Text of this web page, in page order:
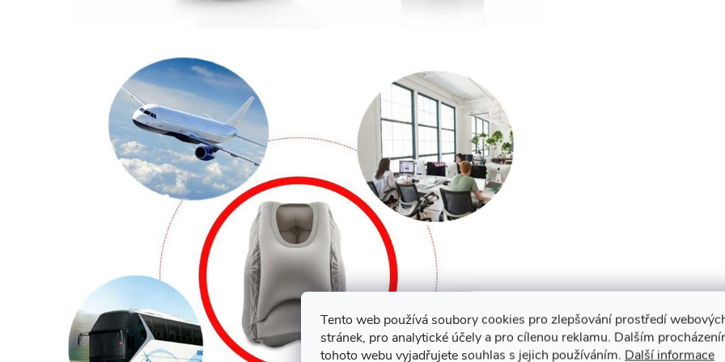
Tento web používá soubory cookies pro zlepšování prostředí
stránek, pro analytické účely a pro cílenou reklamu. Dalším
tohoto webu vyjadřujete souhlas s jejich používáním. Další informace